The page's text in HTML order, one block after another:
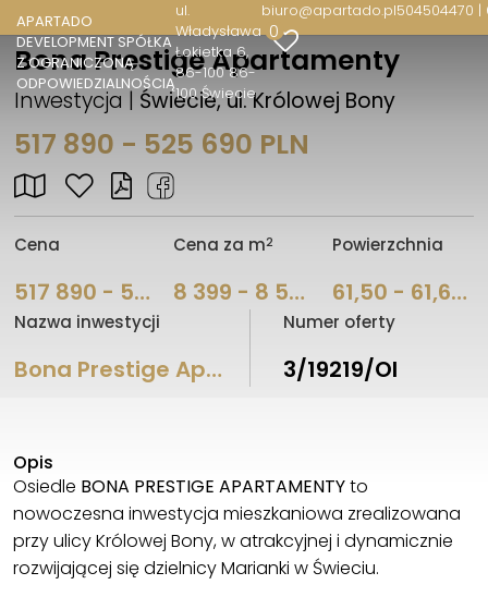
APARTADO
DEVELOPMENT SPÓŁKA
Z OGRANICZONĄ
ODPOWIEDZIALNOŚCIĄ
ul.
Władysława
Łokietka 6
86-100 86-
100 Świecie
biuro@apartado.pl504504470
0
Bona Prestige Apartamenty
Inwestycja | Świecie, ul. Królowej Bony
517 890 - 525 690 PLN
Cena
517 890 - 525 690 PLN
Cena za m2
8 399 - 8 548
Powierzchnia
61,50 - 61,66 m
Nazwa inwestycji
Bona Prestige Apartamenty
Numer oferty
3/19219/OI
Opis
Osiedle BONA PRESTIGE APARTAMENTYto
nowoczesna inwestycja mieszkaniowa zrealizowana
przy ulicy Królowej Bony, w atrakcyjnej i dynamicznie
rozwijającej się dzielnicy Marianki w Świeciu.